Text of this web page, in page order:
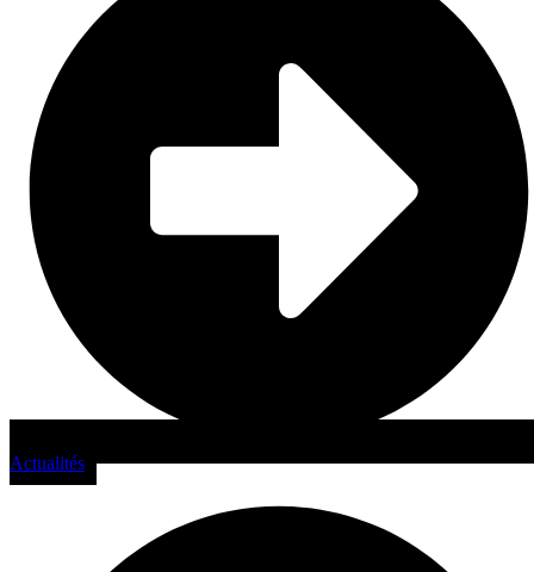
Actualités